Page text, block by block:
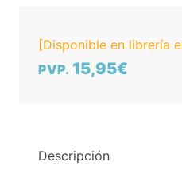
[Disponible en librería
PVP. 15,95€
Descripción